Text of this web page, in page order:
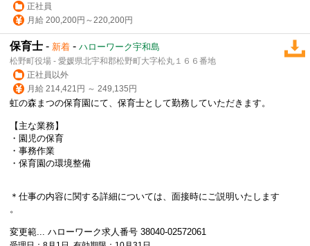
正社員
月給 200,200円～220,200円
保育士 - 新着 - ハローワーク宇和島
松野町役場 - 愛媛県北宇和郡松野町大字松丸１６６番地
正社員以外
月給 214,421円 ～ 249,135円
虹の森まつの保育園にて、保育士として勤務していただきます。
【主な業務】
・園児の保育
・事務作業
・保育園の環境整備
＊仕事の内容に関する詳細については、面接時にご説明いたします
。
変更範... ハローワーク求人番号 38040-02572061